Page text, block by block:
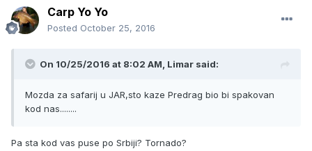
Carp Yo Yo
Posted October 25, 2016
On 10/25/2016 at 8:02 AM, Limar said:
Mozda za safarij u JAR,sto kaze Predrag bio bi spakovan
kod nas........
Pa sta kod vas puse po Srbiji? Tornado?